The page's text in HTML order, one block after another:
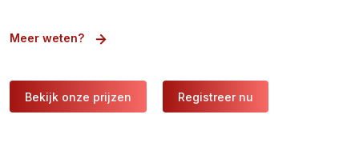
Meer weten?
Bekijk onze prijzen Registreer nu